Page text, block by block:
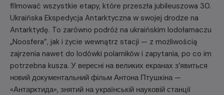
filmować wszystkie etapy, które przeszła jubileuszowa 30.
Ukraińska Ekspedycja Antarktyczna w swojej drodze na
Antarktydę. To zarówno podróż na ukraińskim lodołamaczu
„Noosfera”, jak i życie wewnątrz stacji — z możliwością
zajrzenia nawet do lodówki polarników i zapytania, po co im
potrzebna kusza. У вересні на великих екранах з’явиться
новий документальний фільм Антона Птушкіна —
«Антарктида», знятий на українській науковій станції